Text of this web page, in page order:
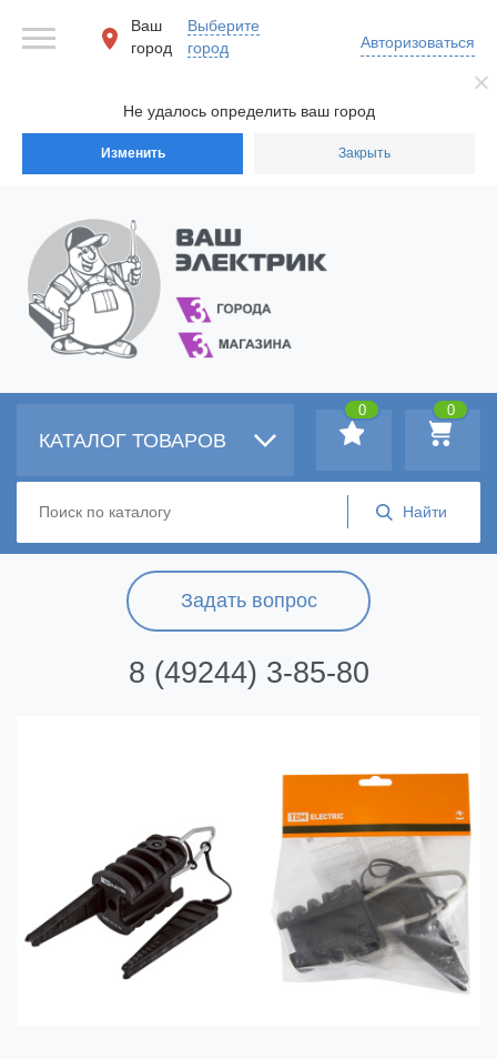
Не удалось определить ваш город
Изменить Закрыть
Ваш
город
Выберите
город
Авторизоваться
Задать вопрос
8 (49244) 3-85-80
КАТАЛОГ ТОВАРОВ
0
0